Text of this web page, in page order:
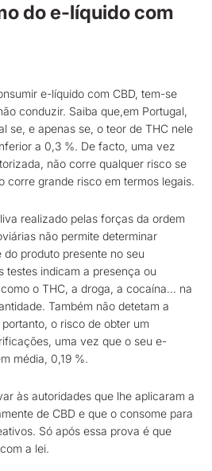
do e-líquido com
e-líquido com CBD, tem-se
conduzir. Saiba que,em Portugal,
se, e apenas se, o teor de THC nele
a 0,3 %. De facto, uma vez
não corre qualquer risco se
corre grande risco em termos legais.
realizado pelas forças da ordem
não permite determinar
produto presente no seu
testes indicam a presença ou
o THC, a droga, a cocaína… na
Também não detetam a
o risco de obter um
uma vez que o seu e-
média, 0,19 %.
às autoridades que lhe aplicaram a
de CBD e que o consome para
Só após essa prova é que
a lei.